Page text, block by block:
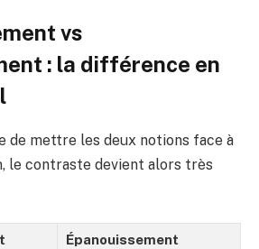
vs
: la différence en
de mettre les deux notions face à
le contraste devient alors très
Épanouissement